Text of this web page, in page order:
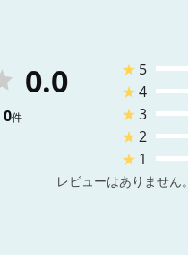
0.0
0件
★ 5
★4
★3
★2
★ 1
レビューはありません。